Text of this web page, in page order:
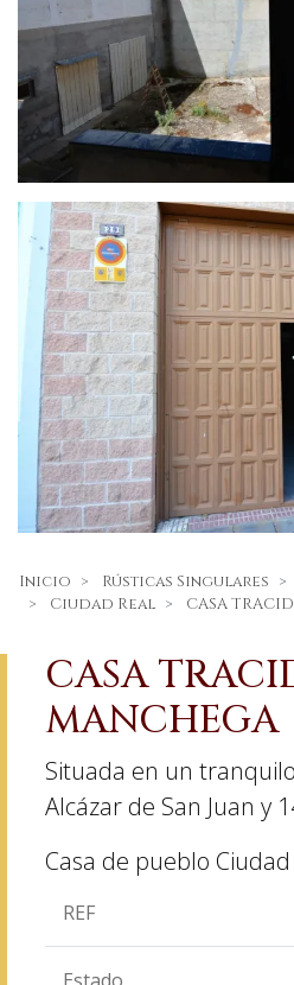
Inicio Rústicas Singulares
Ciudad Real
CASA
CASA
MANCHEGA
Situada en un
Alcázar de San Juan y
Casa de pueblo
REF